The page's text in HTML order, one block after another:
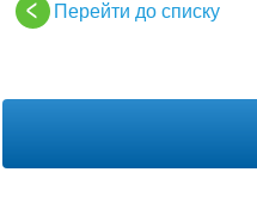
Перейти до списку